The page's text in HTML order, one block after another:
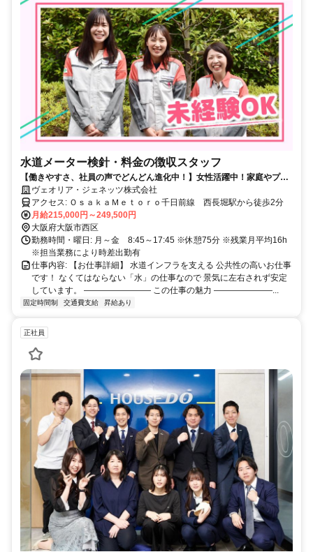
水道メーター検針・料金の徴収スタッフ
【働きやすさ、社員の声でどんどん進化中！】女性活躍中！家庭やプラ
イベートと両立可能／未経験OK／様々な制度が充実！土日祝休み
ヴェオリア・ジェネッツ株式会社
アクセス: ＯｓａｋａＭｅｔｏｒｏ千日前線 西長堀駅から徒歩2分
月給215,000円～249,500円
大阪府大阪市西区
勤務時間・曜日: 月～金 8:45～17:45 ※休憩75分 ※残業月平均16h
※担当業務により時差出勤有
仕事内容: 【お仕事詳細】 水道インフラを支える 公共性の高いお仕事
です！ なくてはならない「水」の仕事なので 景気に左右されず安定
しています。 ―――――――― この仕事の魅力 ―――――――...
固定時間制 交通費支給 昇給あり
正社員